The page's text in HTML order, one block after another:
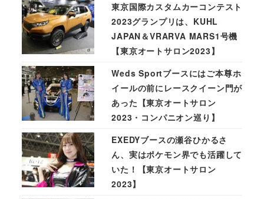
東京国際カスタムカーコンテスト
2023グランプリは、KUHL
JAPAN＆VRARVA MARS1号機
【東京オートサロン2023】
Weds Sportブースにはご本尊ホ
イールの前にレースクイーン門が
あった【東京オートサロン
2023・コンパニオン巡り】
EXEDYブースの瀬谷ひかるさ
ん、実はポケモン界でも活躍して
いた！【東京オートサロン
2023】